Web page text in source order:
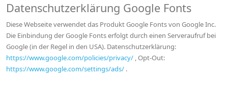
Datenschutzerklärung Google Fonts
Diese Webseite verwendet das Produkt Google Fonts von Google Inc.
Die Einbindung der Google Fonts erfolgt durch einen Serveraufruf bei
Google (in der Regel in den USA). Datenschutzerklärung:
https://www.google.com/policies/privacy/ , Opt-Out:
https://www.google.com/settings/ads/ .